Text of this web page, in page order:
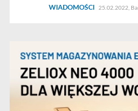
WIADOMOŚCI 25.02.2022,